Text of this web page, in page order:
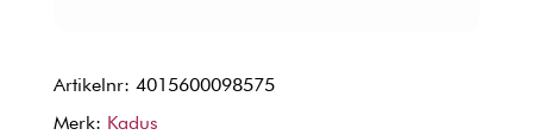
Artikelnr: 4015600098575
Merk: Kadus